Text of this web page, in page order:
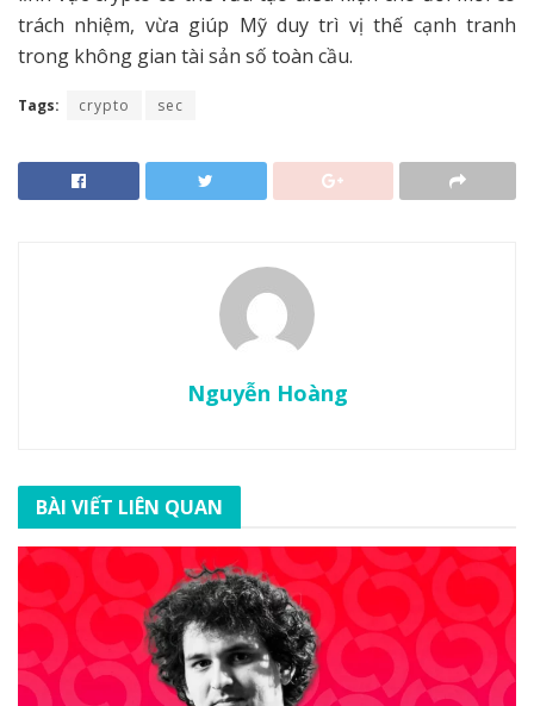
trách nhiệm, vừa giúp Mỹ duy trì vị thế cạnh tranh
trong không gian tài sản số toàn cầu.
Tags: crypto sec
Nguyễn Hoàng
BÀI VIẾT LIÊN QUAN